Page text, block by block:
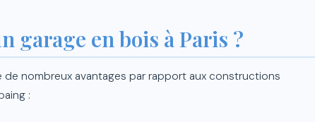
garage en bois à Paris ?
de nombreux avantages par rapport aux constructions
: